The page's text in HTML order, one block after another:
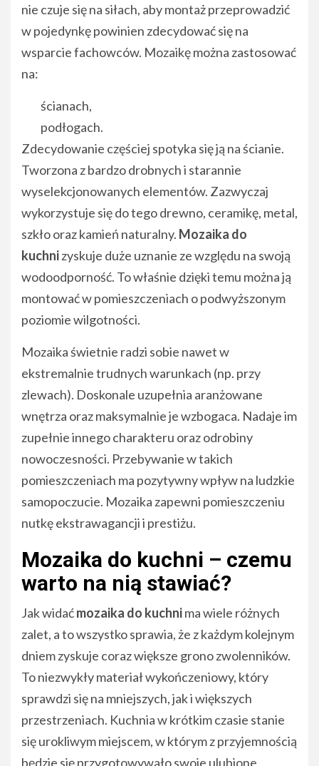
nie czuje się na siłach, aby montaż przeprowadzić
w pojedynkę powinien zdecydować się na
wsparcie fachowców. Mozaikę można zastosować
na:
ścianach,
podłogach.
Zdecydowanie częściej spotyka się ją na ścianie.
Tworzona z bardzo drobnych i starannie
wyselekcjonowanych elementów. Zazwyczaj
wykorzystuje się do tego drewno, ceramikę, metal,
szkło oraz kamień naturalny. Mozaika do
kuchnizyskuje duże uznanie ze względu na swoją
wodoodporność. To właśnie dzięki temu można ją
montować w pomieszczeniach o podwyższonym
poziomie wilgotności.
Mozaika świetnie radzi sobie nawet w
ekstremalnie trudnych warunkach (np. przy
zlewach). Doskonale uzupełnia aranżowane
wnętrza oraz maksymalnie je wzbogaca. Nadaje im
zupełnie innego charakteru oraz odrobiny
nowoczesności. Przebywanie w takich
pomieszczeniach ma pozytywny wpływ na ludzkie
samopoczucie. Mozaika zapewni pomieszczeniu
nutkę ekstrawagancji i prestiżu.
Mozaika do kuchni – czemu
warto na nią stawiać?
Jak widaćmozaika do kuchnima wiele różnych
zalet, a to wszystko sprawia, że z każdym kolejnym
dniem zyskuje coraz większe grono zwolenników.
To niezwykły materiał wykończeniowy, który
sprawdzi się na mniejszych, jak i większych
przestrzeniach. Kuchnia w krótkim czasie stanie
się urokliwym miejscem, w którym z przyjemnością
będzie się przygotowywało swoje ulubione